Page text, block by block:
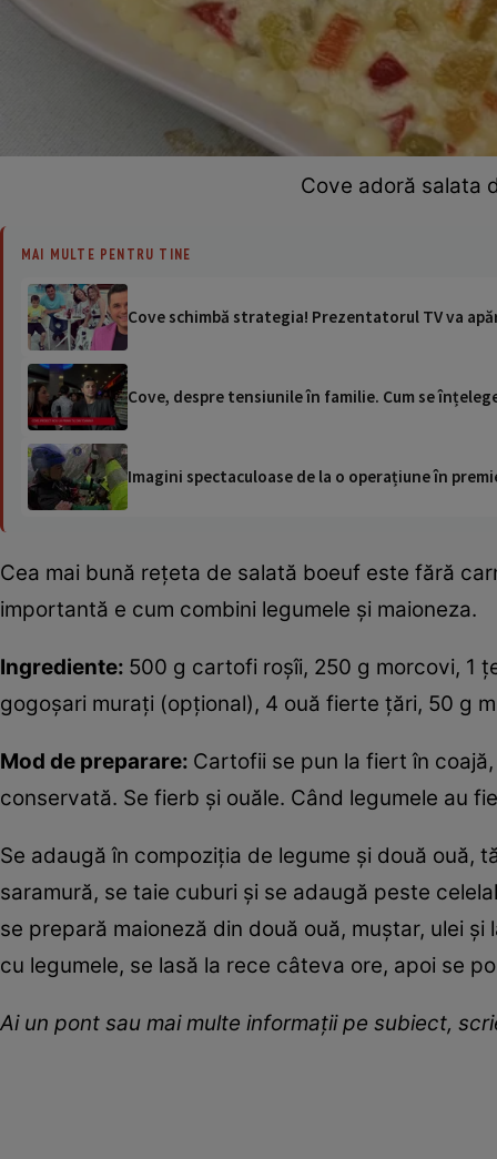
Cove adoră salata
MAI MULTE PENTRU TINE
Cove schimbă strategia! Prezentatorul TV va
Cove, despre tensiunile în familie. Cum se
Imagini spectaculoase de la o operațiune în
Cea mai bună rețeta de salată boeuf este fără
importantă e cum combini legumele și maioneza.
Ingrediente: 500 g cartofi roșîi, 250 g morcovi, 1
gogoșari murați (opțional), 4 ouă fierte țări, 50 g
Mod de preparare: Cartofii se pun la fiert în
conservată. Se fierb și ouăle. Când legumele au
Se adaugă în compoziția de legume și două
saramură, se taie cuburi și se adaugă peste
se prepară maioneză din două ouă, muștar, ulei
cu legumele, se lasă la rece câteva ore, apoi se
Ai un pont sau mai multe informații pe subiect,